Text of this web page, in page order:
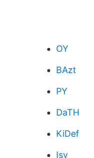
OY
BAzt
PY
DaTH
KiDef
Isv